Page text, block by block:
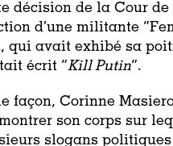
décision de la Cour
d’une militante
qui avait exhibé sa
écrit “Kill Putin”.
façon, Corinne Masiero
son corps sur
slogans politiques